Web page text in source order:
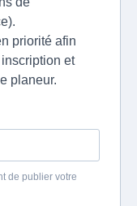
priorité afin
et
planeur.
de publier votre